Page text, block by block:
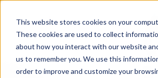
This website stores cookies on your
These cookies are used to collect
about how you interact with our website
us to remember you. We use this
order to improve and customize your